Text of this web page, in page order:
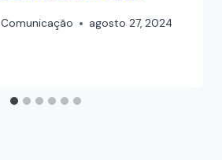
agosto 27, 2024